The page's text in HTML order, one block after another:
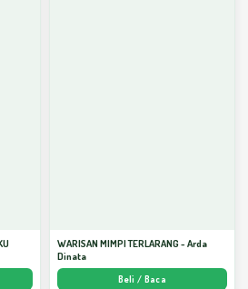
WARISAN MIMPI TERLARANG - Arda
Dinata
Beli / Baca